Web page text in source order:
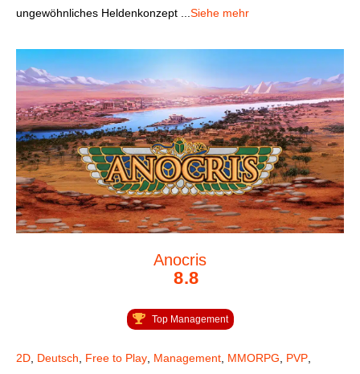
ungewöhnliches Heldenkonzept ...Siehe mehr
Anocris
8.8
Top Management
2D Deutsch Free to Play Management MMORPG PVP